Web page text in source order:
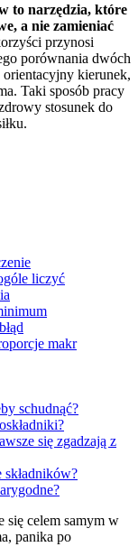
to narzędzia, które
a nie zamieniać
przynosi
porównania dwóch
orientacyjny kierunek,
Taki sposób pracy
stosunek do
liczyć
makr
schudnąć?
się zgadzają z
się celem samym w
panika po